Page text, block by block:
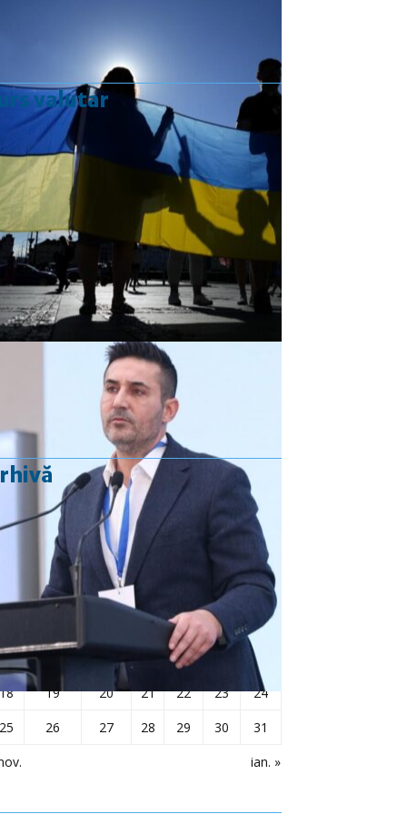
valutar
Curs valutar: 07 Aug 2026
EUR
: 5,2554 RON
+0,0041 ▲
: 4,5584 RON
+0,0077 ▲
: 5,6244 RON
+0,0023 ▲
GBP : 6,1277 RON
+0,0041 ▲
Convertor valutar
»
decembrie 2023
Ma Mi D
ian. »
2
3
7 8 9
10
15
17
19 20 21 22 23
24
26 27 28 29 30 31